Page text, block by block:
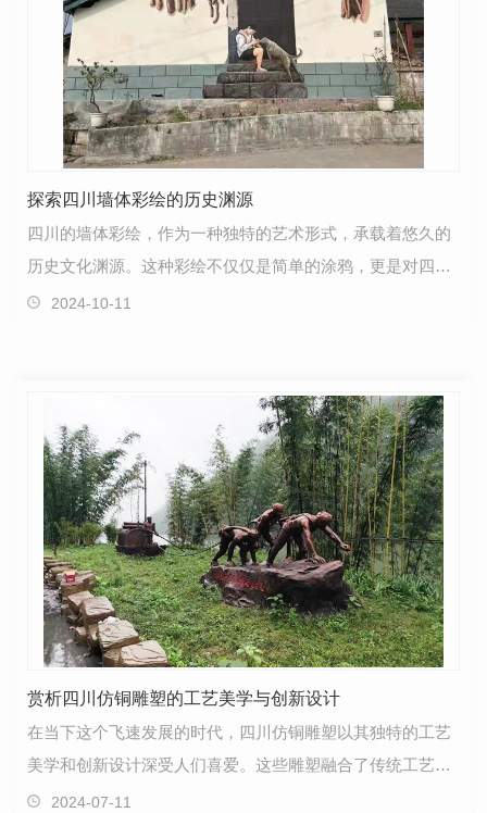
探索四川墙体彩绘的历史渊源
四川的墙体彩绘，作为一种独特的艺术形式，承载着悠久的
历史文化渊源。这种彩绘不仅仅是简单的涂鸦，更是对四川
传统文化、风俗民情的生动展现。在四川的街头巷尾，…
2024-10-11
赏析四川仿铜雕塑的工艺美学与创新设计
在当下这个飞速发展的时代，四川仿铜雕塑以其独特的工艺
美学和创新设计深受人们喜爱。这些雕塑融合了传统工艺与
现代审美，展现出一种独特的韵味。四川仿铜雕塑的工…
2024-07-11